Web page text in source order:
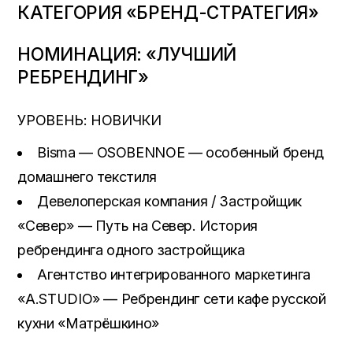
КАТЕГОРИЯ «БРЕНД-СТРАТЕГИЯ»
НОМИНАЦИЯ: «ЛУЧШИЙ
РЕБРЕНДИНГ»
УРОВЕНЬ: НОВИЧКИ
Bisma — ОSOBENNOE — особенный бренд
домашнего текстиля
Девелоперская компания / Застройщик
«Север» — Путь на Север. История
ребрендинга одного застройщика
Агентство интегрированного маркетинга
«A.STUDIO» — Ребрендинг сети кафе русской
кухни «Матрёшкино»